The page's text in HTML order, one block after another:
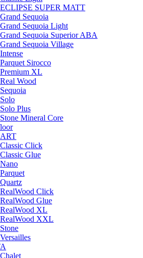
ECLIPSE SUPER MATT
Grand Sequoia
Grand Sequoia Light
Grand Sequoia Superior ABA
Grand Sequoia Village
Intense
Parquet Sirocco
Premium XL
Real Wood
Sequoia
Solo
Solo Plus
Stone Mineral Core
ART
Classic Click
Classic Glue
Nano
Parquet
Quartz
RealWood Click
RealWood Glue
RealWood XL
RealWood XXL
Stone
Versailles
Chalet